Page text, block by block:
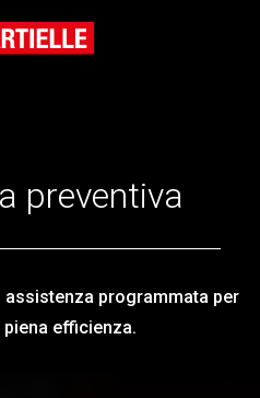
preventiva
programmata per
piena efficienza.